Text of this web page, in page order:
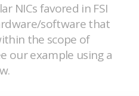
NICs favored in FSI
software that
the scope of
our example using a